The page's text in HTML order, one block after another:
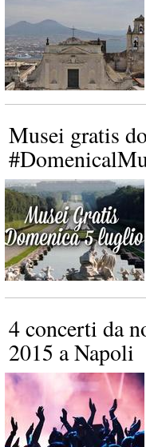
Musei gratis
4 concerti da
2015 a Napoli